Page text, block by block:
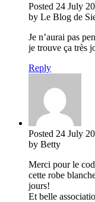
Posted 24 July
by Le Blog de
Je n’aurai pas
je trouve ça très
Reply
Posted 24 July
by Betty
Merci pour le
cette robe
jours!
Et belle